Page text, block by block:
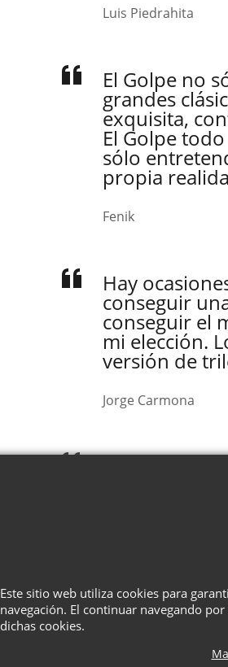
Luis Piedrahita
El Golpe no
grandes
exquisita,
El Golpe
sólo
propia
Fenik
Hay
conseguir
conseguir el
mi elección.
versión de
Jorge Carmona
¿Quiénes Somos?
Este sitio web utiliza cookies para
navegación. El continuar navegando
dichas cookies.